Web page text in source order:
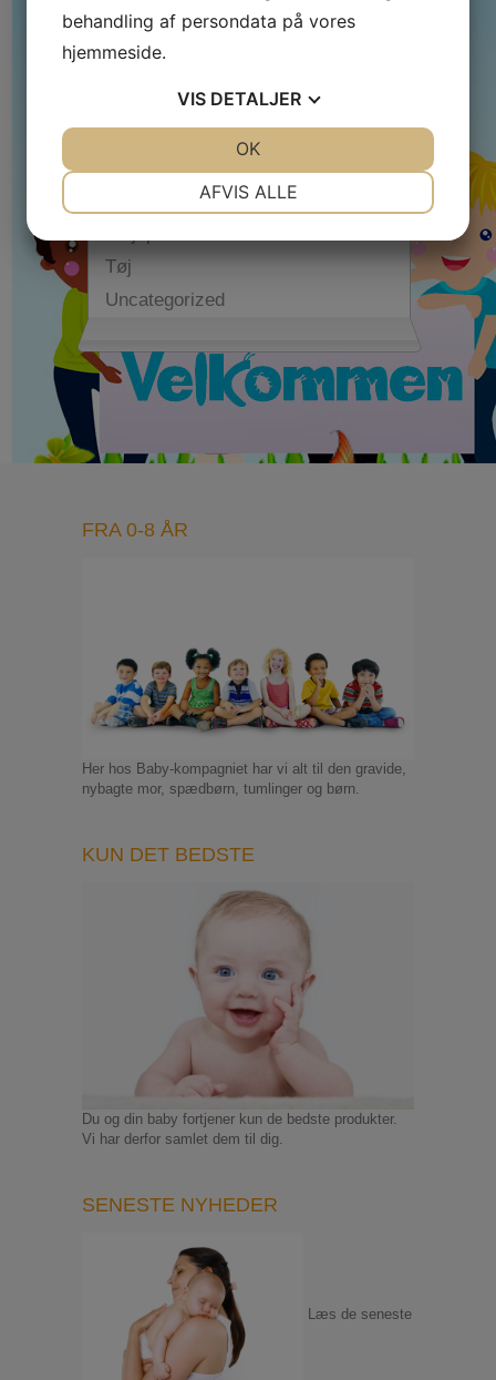
Babyudstyr
Tøj
Uncategorized
FRA 0-8 ÅR
Her hos Baby-kompagniet har vi alt til den gravide,
nybagte mor, spædbørn, tumlinger og børn.
KUN DET BEDSTE
Du og din baby fortjener kun de bedste produkter.
Vi har derfor samlet dem til dig.
SENESTE NYHEDER
Læs de seneste
behandling af persondata på vores
hjemmeside.
VIS DETALJER
MARKETING
AFVIS ALLE
OK